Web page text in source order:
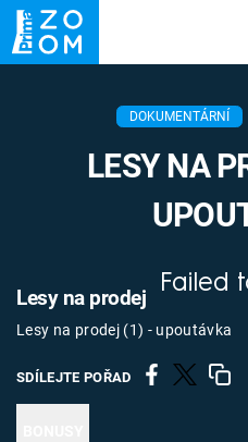
ZRÁDCI UFO
VETŘELCI
Témata
Pořady
DOKUMENTÁRNÍ
LESY NA
Failed
Lesy na prodej (1) - upoutávka
SDÍLEJTE POŘAD
Lesy na prodej